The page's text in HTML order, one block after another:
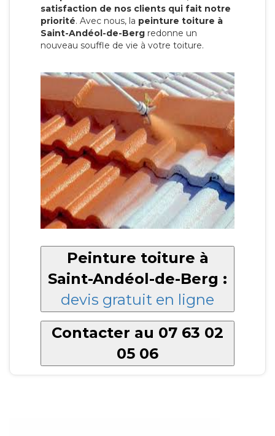
satisfaction de nos clients qui fait notre
priorité. Avec nous, la peinture toiture à
Saint-Andéol-de-Berg redonne un
nouveau souffle de vie à votre toiture.
Peinture toiture à
Saint-Andéol-de-Berg :
devis gratuit en ligne
Contacter au 07 63 02
05 06